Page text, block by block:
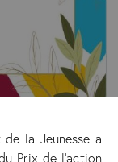
la Jeunesse a
Prix de l’action